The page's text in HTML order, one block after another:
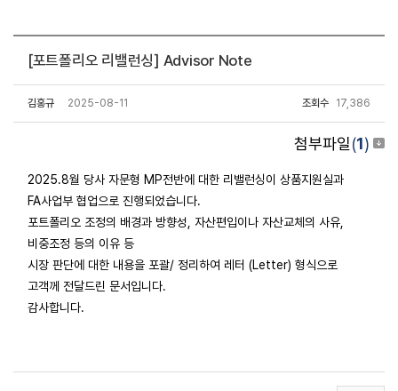
[포트폴리오 리밸런싱] Advisor Note
김홍규 2025-08-11 조회수 17,386
첨부파일(1)
2025.8월 당사 자문형 MP전반에 대한 리밸런싱이 상품지원실과
FA사업부 협업으로 진행되었습니다.
포트폴리오 조정의 배경과 방향성, 자산편입이나 자산교체의 사유,
비중조정 등의 이유 등
시장 판단에 대한 내용을 포괄/ 정리하여 레터 (Letter) 형식으로
고객께 전달드린 문서입니다.
감사합니다.